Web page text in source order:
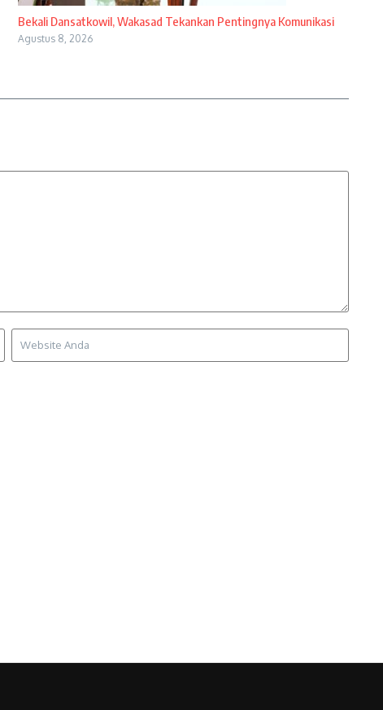
Bekali Dansatkowil, Wakasad Tekankan Pentingnya Komunikasi
Agustus 8, 2026